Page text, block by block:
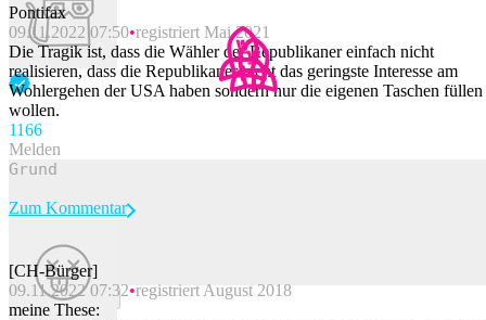
Pontifax
09.11.2022 07:50 registriert Mai 2021
Die Tragik ist, dass die Wähler der Republikaner einfach nicht
realisieren, dass die Republikaner nicht das geringste Interesse am
Wohlergehen der USA haben sondern nur die eigenen Taschen füllen
wollen.
1166
Melden
Beitrag melden
Zum Kommentar
[CH-Bürger]
09.11.2022 07:32 registriert August 2018
meine These: